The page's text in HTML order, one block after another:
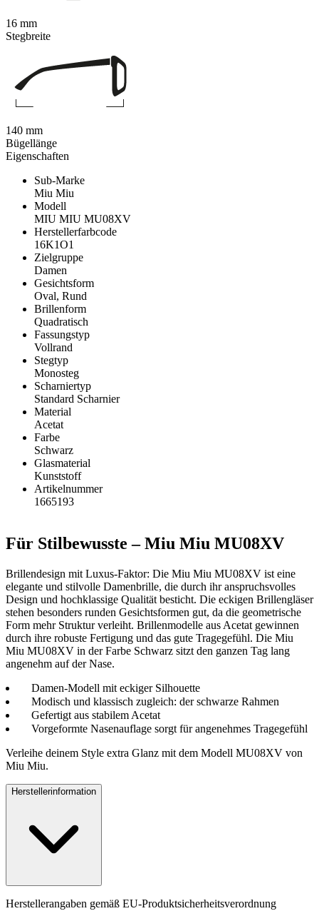
Eigenschaften
Sub-Marke
Miu Miu
Modell
MIU MIU MU08XV
Herstellerfarbcode
16K1O1
Zielgruppe
Damen
Gesichtsform
Oval, Rund
Brillenform
Quadratisch
Fassungstyp
Vollrand
Stegtyp
Monosteg
Scharniertyp
Standard Scharnier
Material
Acetat
Farbe
Schwarz
Glasmaterial
Kunststoff
Artikelnummer
1665193
Für Stilbewusste – Miu Miu MU08XV
Brillendesign mit Luxus-Faktor: Die Miu Miu MU08XV ist eine
elegante und stilvolle Damenbrille, die durch ihr anspruchsvolles
Design und hochklassige Qualität besticht. Die eckigen Brillengläser
stehen besonders runden Gesichtsformen gut, da die geometrische
Form mehr Struktur verleiht. Brillenmodelle aus Acetat gewinnen
durch ihre robuste Fertigung und das gute Tragegefühl. Die Miu
Miu MU08XV in der Farbe Schwarz sitzt den ganzen Tag lang
angenehm auf der Nase.
Damen-Modell mit eckiger Silhouette
Modisch und klassisch zugleich: der schwarze Rahmen
Gefertigt aus stabilem Acetat
Vorgeformte Nasenauflage sorgt für angenehmes Tragegefühl
Verleihe deinem Style extra Glanz mit dem Modell MU08XV von
Miu Miu.
Herstellerinformation
Herstellerangaben gemäß EU-Produktsicherheitsverordnung
16 mm
Stegbreite
140 mm
Bügellänge